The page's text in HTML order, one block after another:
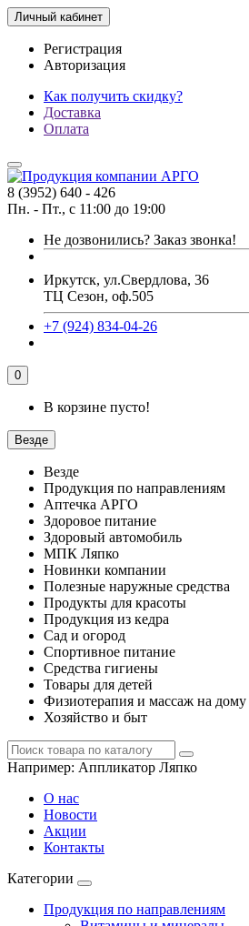
Личный кабинет
Регистрация
Авторизация
Как получить скидку?
Доставка
Оплата
8 (3952) 640 - 426
Пн. - Пт., с 11:00 до 19:00
Не дозвонились? Заказ звонка!
Иркутск, ул.Свердлова, 36
ТЦ Сезон, оф.505
+7 (924) 834-04-26
0
В корзине пусто!
Везде
Везде
Продукция по направлениям
Аптечка АРГО
Здоровое питание
Здоровый автомобиль
МПК Ляпко
Новинки компании
Полезные наружные средства
Продукты для красоты
Продукция из кедра
Сад и огород
Спортивное питание
Средства гигиены
Товары для детей
Физиотерапия и массаж на дому
Хозяйство и быт
Например: Аппликатор Ляпко
О нас
Новости
Акции
Контакты
Категории
Продукция по направлениям